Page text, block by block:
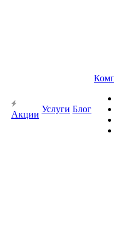
Акции
Услуги Блог